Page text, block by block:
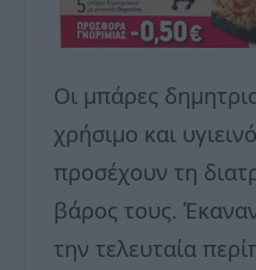
Οι μπάρες
χρήσιμο και
προσέχουν τη
βάρος τους.
την τελευταία